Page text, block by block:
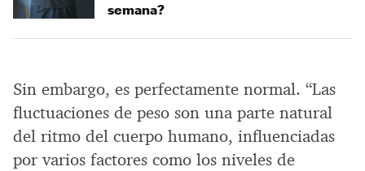
Sin embargo, es perfectamente normal. “Las
fluctuaciones de peso son una parte natural
del ritmo del cuerpo humano, influenciadas
por varios factores como los niveles de
semana?